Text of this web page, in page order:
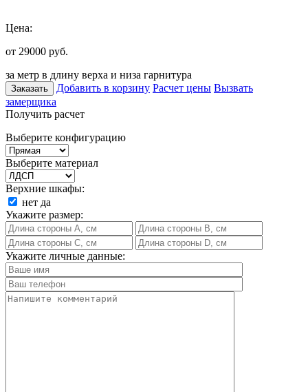
Цена:
от 29000 руб.
за метр в длину верха и низа гарнитура
Заказать Добавить в корзину Расчет цены Вызвать
замерщика
Получить расчет
Выберите конфигурацию
Выберите материал
Верхние шкафы:
нет да
Укажите размер:
Укажите личные данные: